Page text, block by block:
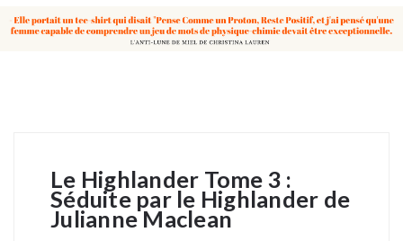
Le Highlander Tome 3 :
Séduite par le Highlander de
Julianne Maclean